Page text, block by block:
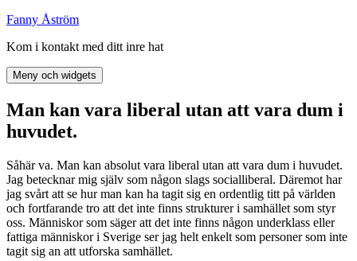
Hoppa
innehåll
Fanny Åström
Kom i kontakt med ditt inre hat
Meny och widgets
Man kan vara liberal utan att vara dum i
huvudet.
Såhär va. Man kan absolut vara liberal utan att vara dum i huvudet.
Jag betecknar mig själv som någon slags socialliberal. Däremot har
jag svårt att se hur man kan ha tagit sig en ordentlig titt på världen
och fortfarande tro att det inte finns strukturer i samhället som styr
oss. Människor som säger att det inte finns någon underklass eller
fattiga människor i Sverige ser jag helt enkelt som personer som inte
tagit sig an att utforska samhället.